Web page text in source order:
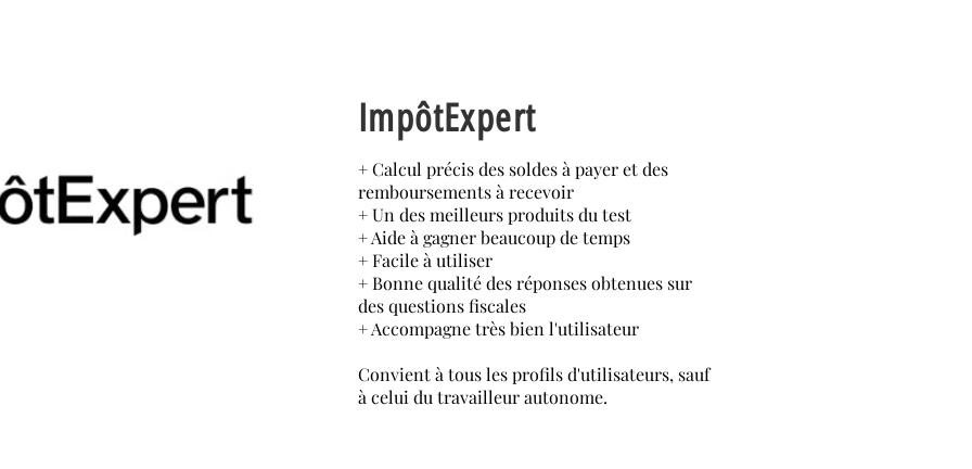
ImpôtExpert
+ Calcul précis des soldes à payer et des
remboursements à recevoir
+ Un des meilleurs produits du test
+ Aide à gagner beaucoup de temps
+ Facile à utiliser
+ Bonne qualité des réponses obtenues sur
des questions fiscales
+ Accompagne très bien l'utilisateur
Convient à tous les profils d'utilisateurs, sauf
à celui du travailleur autonome.